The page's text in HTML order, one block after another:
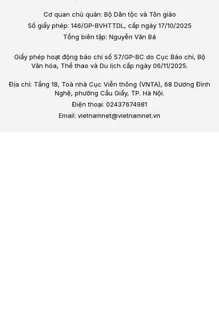
Cơ quan chủ quản: Bộ Dân tộc và Tôn giáo
Số giấy phép: 146/GP-BVHTTDL, cấp ngày 17/10/2025
Tổng biên tập: Nguyễn Văn Bá
Giấy phép hoạt động báo chí số 57/GP-BC do Cục Báo chí, Bộ
Văn hóa, Thể thao và Du lịch cấp ngày 06/11/2025.
Địa chỉ: Tầng 18, Toà nhà Cục Viễn thông (VNTA), 68 Dương Đình
Nghệ, phường Cầu Giấy, TP. Hà Nội.
Điện thoại: 02437674981
Email: vietnamnet@vietnamnet.vn